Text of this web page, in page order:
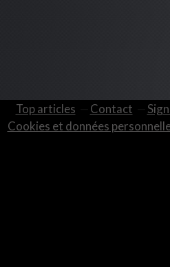
Top articles Contact
Cookies et données